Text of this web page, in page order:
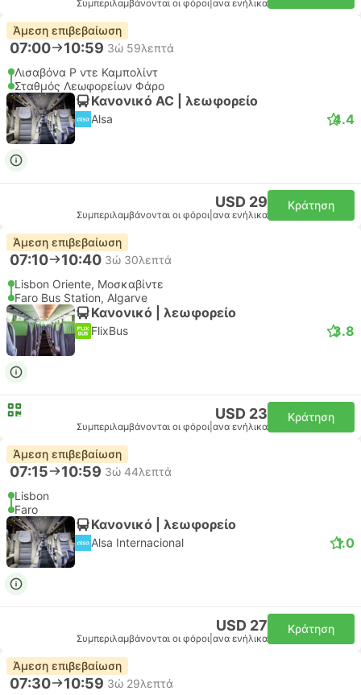
Συμπεριλαμβάνονται οι φόροι ανα ενήλικα
Άμεση επιβεβαίωση
07:00 10:59 3ώ 59λεπτά
Λισαβόνα Ρ ντε Καμπολίντ
Σταθμός Λεωφορείων Φάρο
Κανονικό AC | λεωφορείο
Alsa 4.4
USD 29
Συμπεριλαμβάνονται οι φόροι ανα ενήλικα
Κράτηση
Άμεση επιβεβαίωση
07:10 10:40 3ώ 30λεπτά
Lisbon Oriente, Μοσκαβίντε
Faro Bus Station, Algarve
Κανονικό | λεωφορείο
FlixBus 3.8
USD 23
Συμπεριλαμβάνονται οι φόροι ανα ενήλικα
Κράτηση
Άμεση επιβεβαίωση
07:15 10:59 3ώ 44λεπτά
Lisbon
Faro
Κανονικό | λεωφορείο
Alsa Internacional 1.0
USD 27
Συμπεριλαμβάνονται οι φόροι ανα ενήλικα
Κράτηση
Άμεση επιβεβαίωση
07:30 10:59 3ώ 29λεπτά